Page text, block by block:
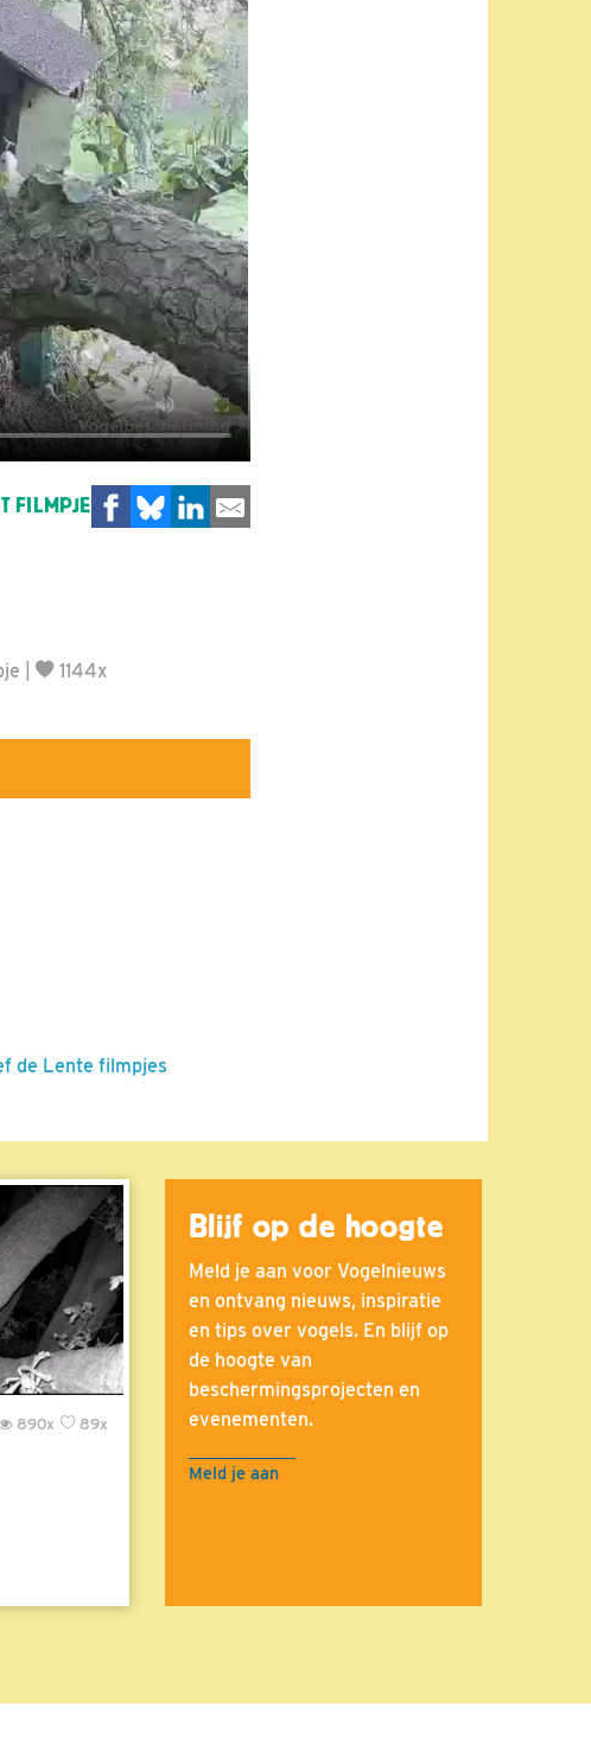
FILMPJE
1144x
de Lente filmpjes
89x
890x
Blijf op de hoogte
Meld je aan voor Vogelnieuws
en ontvang nieuws, inspiratie
en tips over vogels. En blijf op
de hoogte van
beschermingsprojecten en
evenementen.
Meld je aan